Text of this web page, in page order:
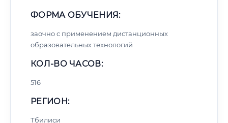
ФОРМА ОБУЧЕНИЯ:
заочно с применением дистанционных
образовательных технологий
КОЛ-ВО ЧАСОВ:
516
РЕГИОН:
Тбилиси